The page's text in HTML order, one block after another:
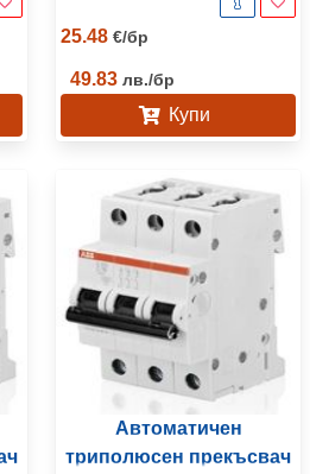
25.48 €/бр
49.83 лв./бр
Купи
Автоматичен
триполюсен прекъсвач